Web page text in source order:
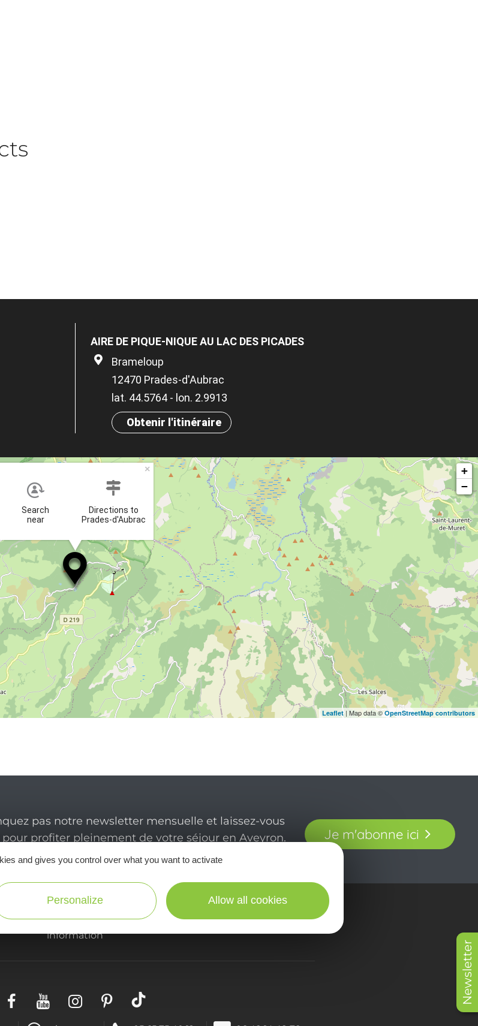
Newsletter
AIRE DE PIQUE-NIQUE AU LAC DES PICADES
Brameloup
12470 Prades-d'Aubrac
lat. 44.5764 - lon. 2.9913
Obtenir l'itinéraire
Search
near
Directions to
Prades-d'Aubrac
×
+
−
Leaflet| Map data ©OpenStreetMap contributors
pas notre newsletter mensuelle et laissez-vous
profiter pleinement de votre séjour en Aveyron.
Je m'abonne ici
information
in picturES
and gives you control over what you want to activate
Personalize Allow all cookies